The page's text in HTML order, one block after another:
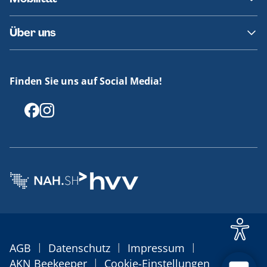
Fundsachen
Häufige Fragen
Barrierefreies Reisen
Erklärung Barrierefreiheit
Über uns
Offenlegungen
Finden Sie uns auf Social Media!
AGB | Datenschutz | Impressum |
AKN Beekeeper | Cookie-Einstellungen